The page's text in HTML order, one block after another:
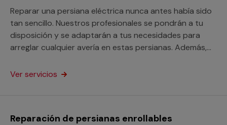
Reparar una persiana eléctrica nunca antes había sido
tan sencillo. Nuestros profesionales se pondrán a tu
disposición y se adaptarán a tus necesidades para
arreglar cualquier avería en estas persianas. Además,
profesionales.
Ver servicios
Reparación de persianas enrollables